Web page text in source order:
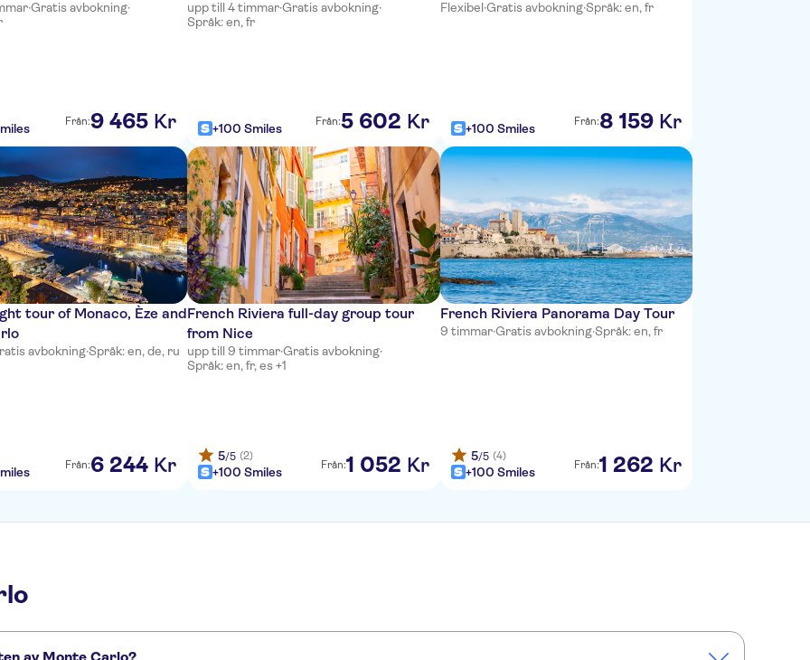
·Gratis avbokning·
Från:9 465 Kr
upp till 4 timmar·Gratis avbokning·
Språk: en, fr
+100 Smiles Från:5 602 Kr
Flexibel·Gratis avbokning·Språk: en, fr
+100 Smiles Från:8 159 Kr
tour of Monaco, Èze and
avbokning·Språk: en, de, ru
Från:6 244 Kr
French Riviera full-day group tour
from Nice
upp till 9 timmar·Gratis avbokning·
Språk: en, fr, es +1
5/5 (2)
+100 Smiles Från:1 052 Kr
French Riviera Panorama Day Tour
9 timmar·Gratis avbokning·Språk: en, fr
5/5 (4)
+100 Smiles Från:1 262 Kr